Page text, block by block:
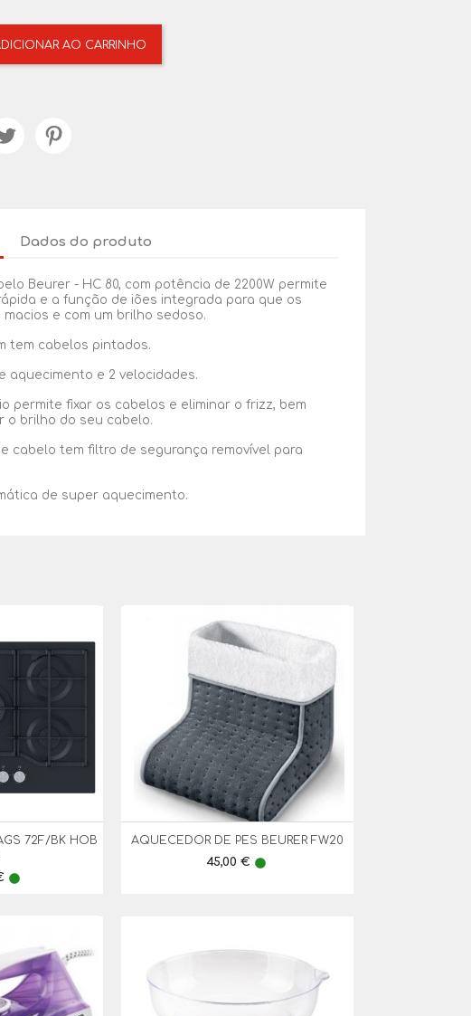
AO CARRINHO
Dados do produto
Beurer - HC 80, com potência de 2200W permite
e a função de iões integrada para que os
e com um brilho sedoso.
tem cabelos pintados.
aquecimento e 2 velocidades.
permite fixar os cabelos e eliminar o frizz, bem
o brilho do seu cabelo.
cabelo tem filtro de segurança removível para
de super aquecimento.
72F/BK HOB
lens
AQUECEDOR DE PES BEURER FW20
Preço
45,00 € lens
Vista Rápida